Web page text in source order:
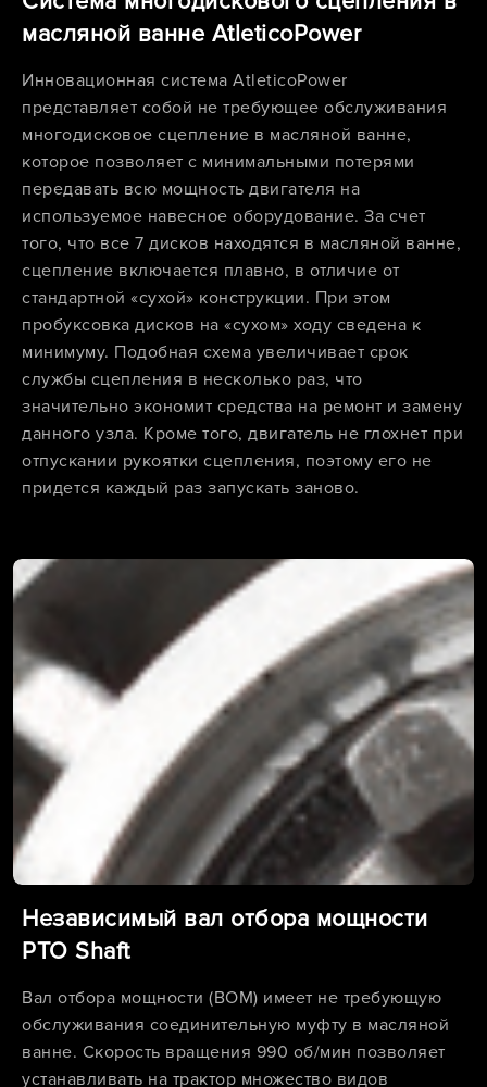
масляной ванне AtleticoPower
Инновационная система AtleticoPower
представляет собой не требующее обслуживания
многодисковое сцепление в масляной ванне,
которое позволяет с минимальными потерями
передавать всю мощность двигателя на
используемое навесное оборудование. За счет
того, что все 7 дисков находятся в масляной ванне,
сцепление включается плавно, в отличие от
стандартной «сухой» конструкции. При этом
пробуксовка дисков на «сухом» ходу сведена к
минимуму. Подобная схема увеличивает срок
службы сцепления в несколько раз, что
значительно экономит средства на ремонт и замену
данного узла. Кроме того, двигатель не глохнет при
отпускании рукоятки сцепления, поэтому его не
придется каждый раз запускать заново.
Независимый вал отбора мощности
PTO Shaft
Вал отбора мощности (ВОМ) имеет не требующую
обслуживания соединительную муфту в масляной
ванне. Скорость вращения 990 об/мин позволяет
устанавливать на трактор множество видов